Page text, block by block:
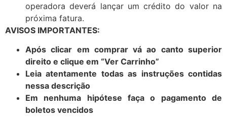
operadora deverá lançar um crédito do valor na
próxima fatura.
AVISOS IMPORTANTES:
Após clicar em comprar vá ao canto superior
direito e clique em “Ver Carrinho”
Leia atentamente todas as instruções contidas
nessa descrição
Em nenhuma hipótese faça o pagamento de
boletos vencidos